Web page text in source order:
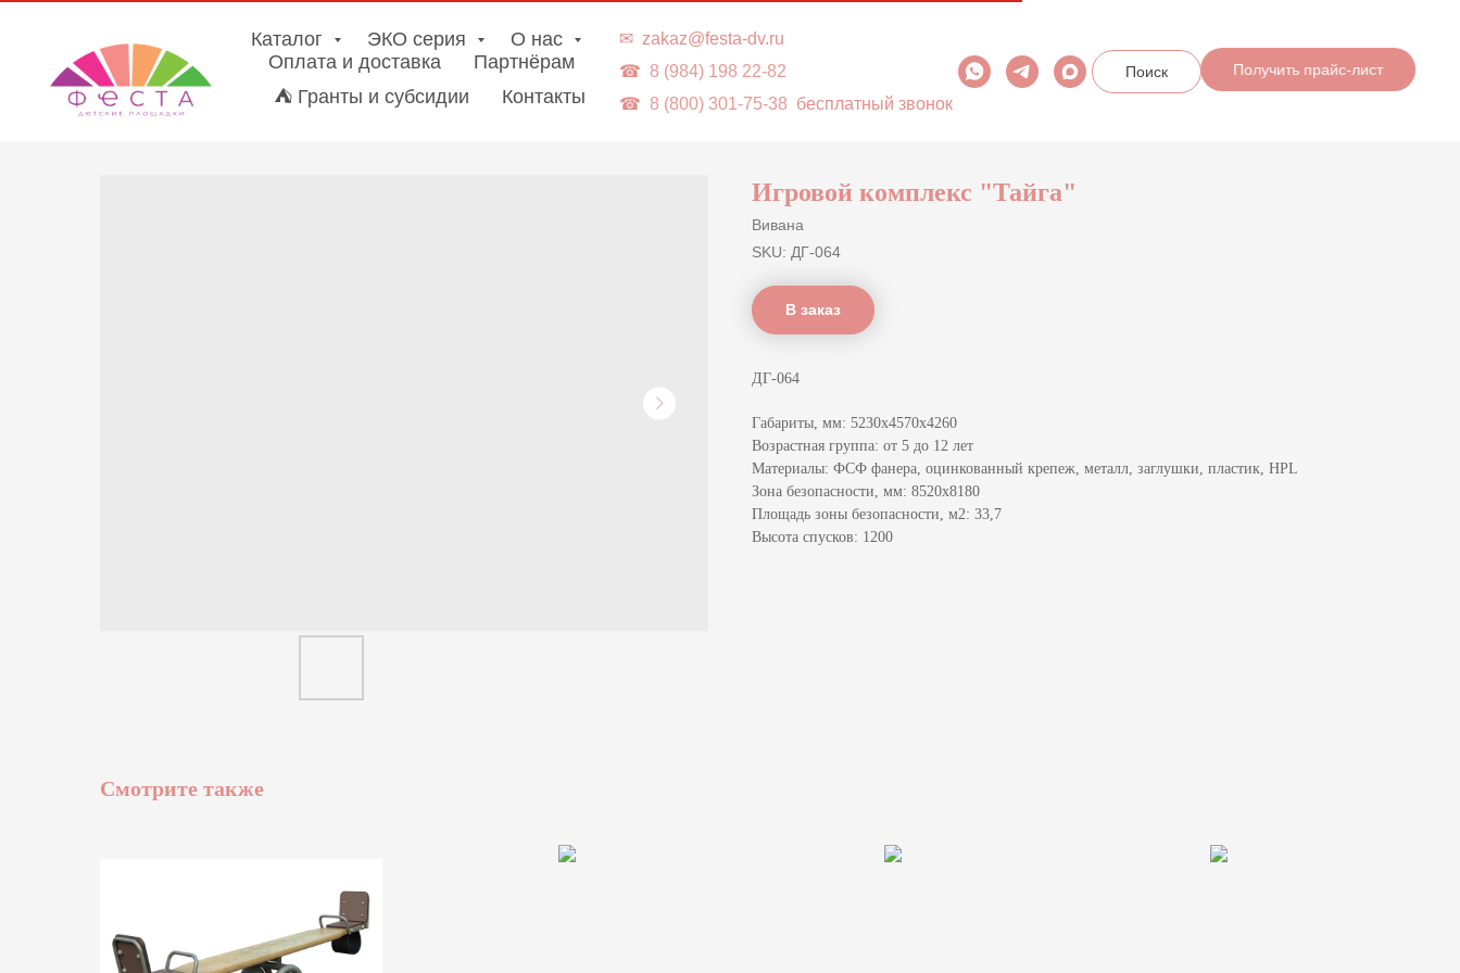
Каталог ЭКО серия
О нас
Оплата и доставка
Партнёрам
⛺ Гранты и субсидии
Контакты
✉ zakaz@festa-dv.ru
☎ 8 (984) 198 22-82
☎ 8 (800) 301-75-38 бесплатный звонок
Поиск Получить прайс-лист
Игровой комплекс "Тайга"
Вивана
SKU: ДГ-064
В заказ
ДГ-064
Габариты, мм: 5230x4570x4260
Возрастная группа: от 5 до 12 лет
Материалы: ФСФ фанера, оцинкованный крепеж, металл, заглушки, пластик, HPL
Зона безопасности, мм: 8520x8180
Площадь зоны безопасности, м2: 33,7
Высота спусков: 1200
Смотрите также